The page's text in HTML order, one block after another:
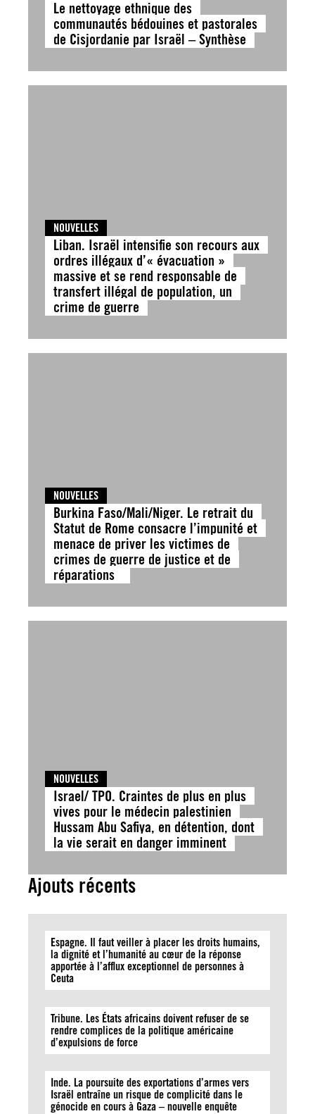
Le nettoyage ethnique des
communautés bédouines et pastorales
de Cisjordanie par Israël – Synthèse
NOUVELLES
Liban. Israël intensifie son recours aux
ordres illégaux d’« évacuation »
massive et se rend responsable de
transfert illégal de population, un
crime de guerre
NOUVELLES
Burkina Faso/Mali/Niger. Le retrait du
Statut de Rome consacre l’impunité et
menace de priver les victimes de
crimes de guerre de justice et de
réparations
NOUVELLES
Israel/ TPO. Craintes de plus en plus
vives pour le médecin palestinien
Hussam Abu Safiya, en détention, dont
la vie serait en danger imminent
Ajouts récents
Espagne. Il faut veiller à placer les droits humains,
la dignité et l’humanité au cœur de la réponse
apportée à l’afflux exceptionnel de personnes à
Ceuta
Tribune. Les États africains doivent refuser de se
rendre complices de la politique américaine
d’expulsions de force
Inde. La poursuite des exportations d’armes vers
Israël entraîne un risque de complicité dans le
génocide en cours à Gaza – nouvelle enquête